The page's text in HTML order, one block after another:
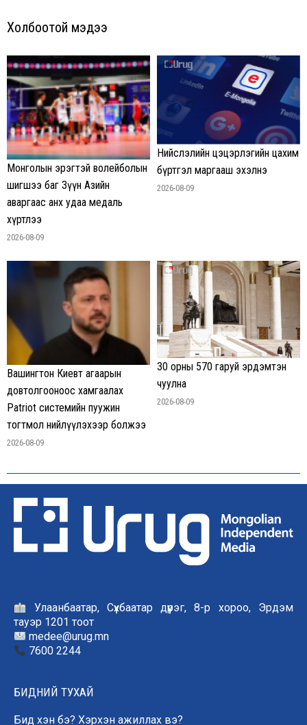
Холбоотой мэдээ
Монголын эрэгтэй волейболын
шигшээ баг Зүүн Азийн
аваргаас анх удаа медаль
хүртлээ
2026-08-09
Нийслэлийн цэцэрлэгийн цахим
бүртгэл маргааш эхэлнэ
2026-08-09
Вашингтон Киевт агаарын
довтолгооноос хамгаалах
Patriot системийн пуужин
тогтмол нийлүүлэхээр болжээ
2026-08-09
30 орны 570 гаруй эрдэмтэн
чуулна
2026-08-09
Улаанбаатар, Сүхбаатар дүүрэг, 8-р хороо, Эрдэм
тауэр 1201 тоот
medee@urug.mn
7600 2244
БИДНИЙ ТУХАЙ
Бид хэн бэ? Хэрхэн ажиллах вэ?